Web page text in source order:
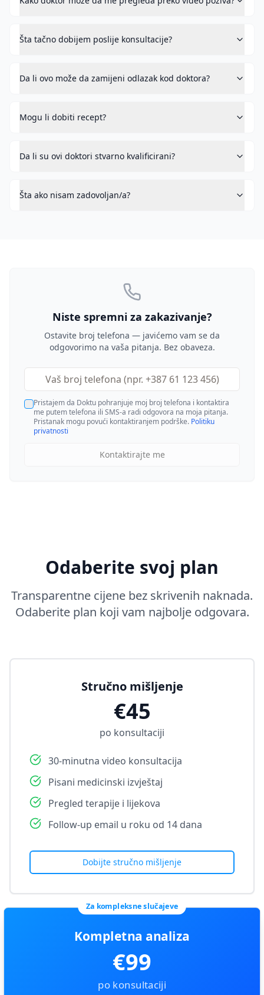
Šta tačno dobijem poslije konsultacije?
Da li ovo može da zamijeni odlazak kod doktora?
Mogu li dobiti recept?
Da li su ovi doktori stvarno kvalificirani?
Šta ako nisam zadovoljan/a?
Niste spremni za zakazivanje?
Ostavite broj telefona — javićemo vam se da
odgovorimo na vaša pitanja. Bez obaveza.
Pristajem da Doktu pohranjuje moj broj telefona i kontaktira
me putem telefona ili SMS-a radi odgovora na moja pitanja.
Pristanak mogu povući kontaktiranjem podrške. Politiku
privatnosti
Kontaktirajte me
Odaberite svoj plan
Transparentne cijene bez skrivenih naknada.
Odaberite plan koji vam najbolje odgovara.
Stručno mišljenje
€45
po konsultaciji
30-minutna video konsultacija
Pisani medicinski izvještaj
Pregled terapije i lijekova
Follow-up email u roku od 14 dana
Dobijte stručno mišljenje
Za kompleksne slučajeve
Kompletna analiza
€99
po konsultaciji